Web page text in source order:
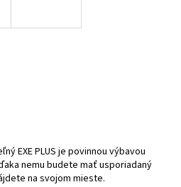
EXE PLUS je povinnou výbavou
nemu budete mať usporiadaný
na svojom mieste.